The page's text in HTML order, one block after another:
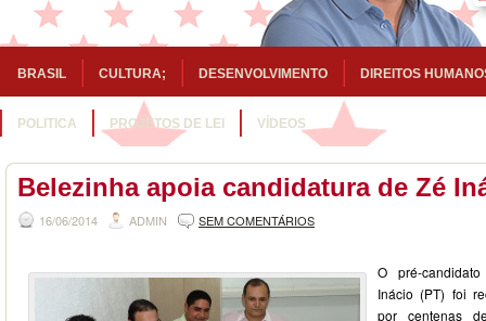
BRASIL CULTURA; DESENVOLVIMENTO DIREITOS
POLITICA PROJETOS DE LEI VÍDEOS
Belezinha apoia candidatura de Zé
16/06/2014 ADMIN SEM COMENTÁRIOS
O pré-
Inácio (PT) foi
por centenas